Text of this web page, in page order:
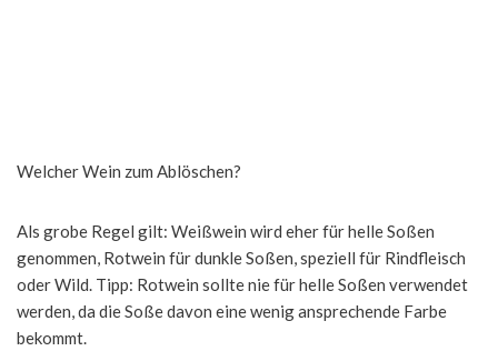
Welcher Wein zum Ablöschen?
Als grobe Regel gilt: Weißwein wird eher für helle Soßen
genommen, Rotwein für dunkle Soßen, speziell für Rindfleisch
oder Wild. Tipp: Rotwein sollte nie für helle Soßen verwendet
werden, da die Soße davon eine wenig ansprechende Farbe
bekommt.